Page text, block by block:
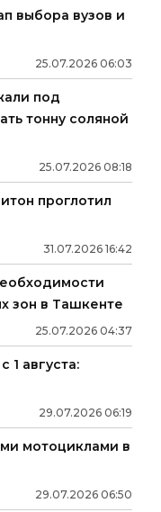
выбора вузов и
25.07.2026 06:03
под
тонну соляной
25.07.2026 08:18
проглотил
31.07.2026 16:42
зон в Ташкенте
25.07.2026 04:37
1 августа:
29.07.2026 06:19
мотоциклами в
29.07.2026 06:50